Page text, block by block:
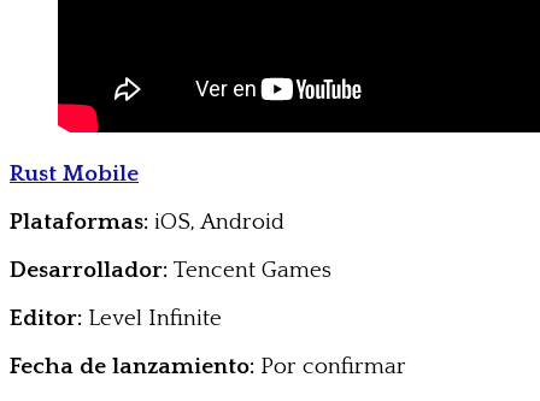
Rust Mobile
Plataformas: iOS, Android
Desarrollador: Tencent Games
Editor: Level Infinite
Fecha de lanzamiento: Por confirmar